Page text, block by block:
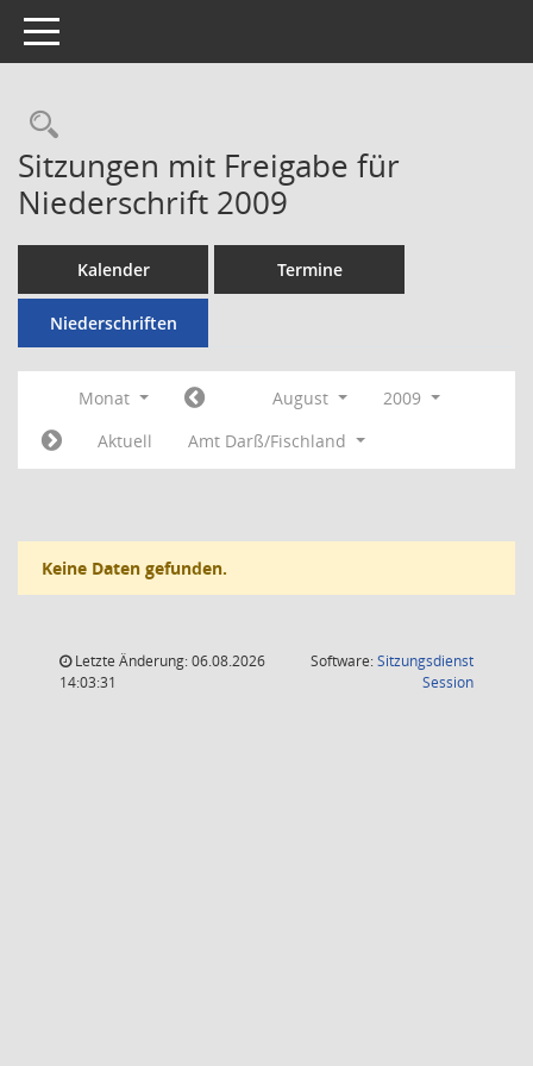
Toggle navigation
Rechercheauswahl
Sitzungen mit Freigabe für
Niederschrift 2009
Kalender Termine
Niederschriften
Monat August
2009
Aktuell
Amt Darß/Fischland
Keine Daten gefunden.
Letzte Änderung: 06.08.2026
14:03:31
Software:Sitzungsdienst
Session(Wird in